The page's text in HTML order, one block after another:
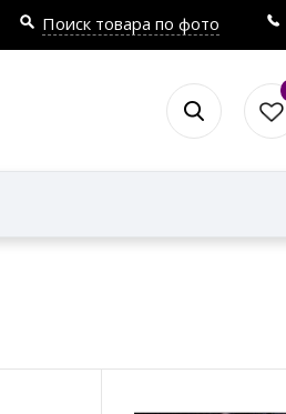
Поиск товара по фото